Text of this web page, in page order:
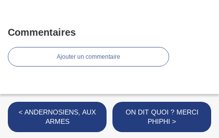
Commentaires
Ajouter un commentaire
< ANDERNOSIENS, AUX
ARMES
ON DIT QUOI ? MERCI
PHIPHI >